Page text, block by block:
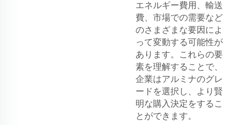
エネルギー費用、輸送
費、市場での需要など
のさまざまな要因によ
って変動する可能性が
あります。これらの要
素を理解することで、
企業はアルミナのグレ
ードを選択し、より賢
明な購入決定をするこ
とができます。